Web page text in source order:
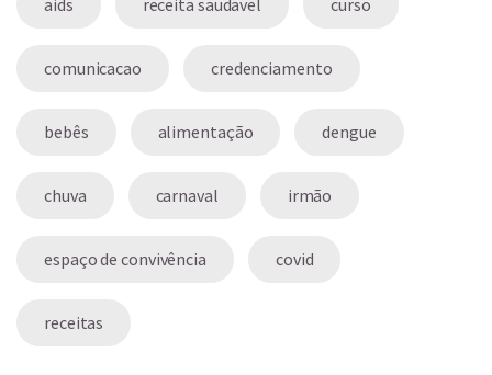
comunicacao credenciamento
bebês alimentação dengue
chuva carnaval irmão
espaço de convivência covid
receitas